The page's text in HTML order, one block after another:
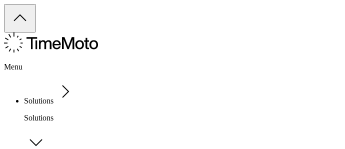
Menu
Solutions
Solutions